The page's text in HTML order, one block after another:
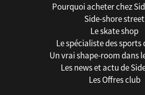
Pourquoi acheter chez
Side-shore street
Le skate shop
Le spécialiste des sports
Un vrai shape-room dans
Les news et actu de
Les Offres club